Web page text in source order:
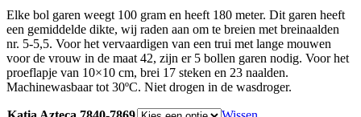
Elke bol garen weegt 100 gram en heeft 180 meter. Dit garen heeft
een gemiddelde dikte, wij raden aan om te breien met breinaalden
nr. 5-5,5. Voor het vervaardigen van een trui met lange mouwen
voor de vrouw in de maat 42, zijn er 5 bollen garen nodig. Voor het
proeflapje van 10×10 cm, brei 17 steken en 23 naalden.
Machinewasbaar tot 30ºC. Niet drogen in de wasdroger.